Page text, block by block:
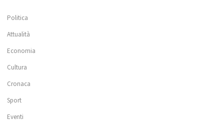
Politica
Attualità
Economia
Cultura
Cronaca
Sport
Eventi